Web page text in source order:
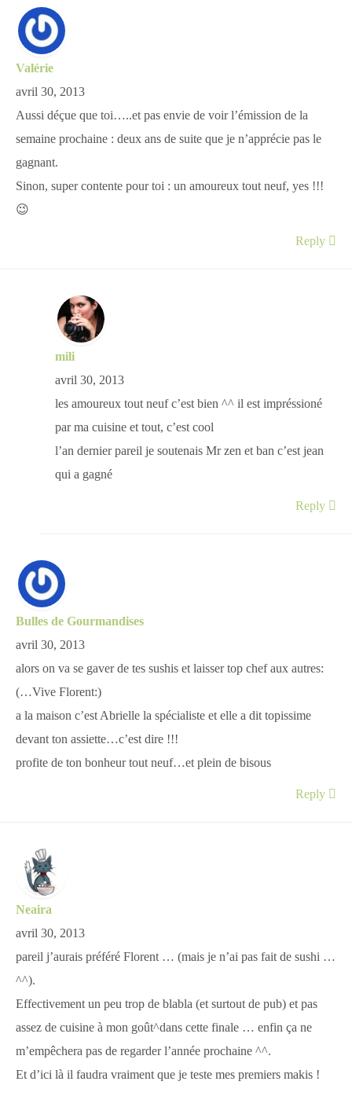
Valérie
avril 30, 2013
Aussi déçue que toi…..et pas envie de voir l’émission de la
semaine prochaine : deux ans de suite que je n’apprécie pas le
gagnant.
Sinon, super contente pour toi : un amoureux tout neuf, yes !!!
😉
Reply
mili
avril 30, 2013
les amoureux tout neuf c’est bien ^^ il est impréssioné
par ma cuisine et tout, c’est cool
l’an dernier pareil je soutenais Mr zen et ban c’est jean
qui a gagné
Reply
Bulles de Gourmandises
avril 30, 2013
alors on va se gaver de tes sushis et laisser top chef aux autres:
(…Vive Florent:)
a la maison c’est Abrielle la spécialiste et elle a dit topissime
devant ton assiette…c’est dire !!!
profite de ton bonheur tout neuf…et plein de bisous
Reply
Neaira
avril 30, 2013
pareil j’aurais préféré Florent … (mais je n’ai pas fait de sushi …
^^).
Effectivement un peu trop de blabla (et surtout de pub) et pas
assez de cuisine à mon goût^dans cette finale … enfin ça ne
m’empêchera pas de regarder l’année prochaine ^^.
Et d’ici là il faudra vraiment que je teste mes premiers makis !